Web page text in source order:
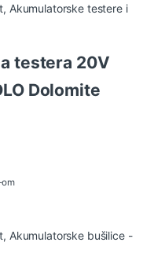
, Akumulatorske testere i
testera 20V
Dolomite
, Akumulatorske bušilice -